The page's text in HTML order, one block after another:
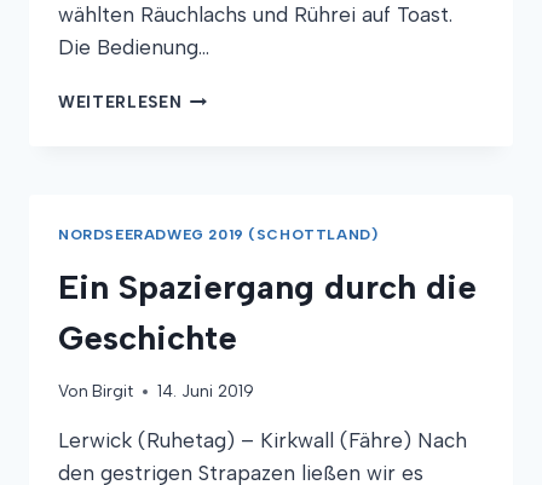
wählten Räuchlachs und Rührei auf Toast.
Die Bedienung…
WEITERLESEN DAS
NORDSEERADWEG 2019 (SCHOTTLAND)
Ein Spaziergang durch die
Geschichte
Von Birgit 14. Juni 2019
Lerwick (Ruhetag) – Kirkwall (Fähre) Nach
den gestrigen Strapazen ließen wir es